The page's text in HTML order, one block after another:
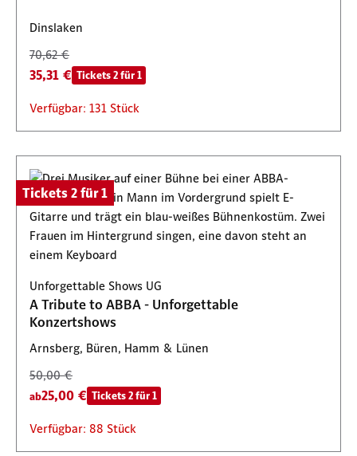
Dinslaken
70,62 €
35,31 € Tickets 2 für 1
Verfügbar: 131 Stück
Tickets 2 für 1
Unforgettable Shows UG
A Tribute to ABBA - Unforgettable
Konzertshows
Arnsberg, Büren, Hamm & Lünen
50,00 €
ab25,00 € Tickets 2 für 1
Verfügbar: 88 Stück